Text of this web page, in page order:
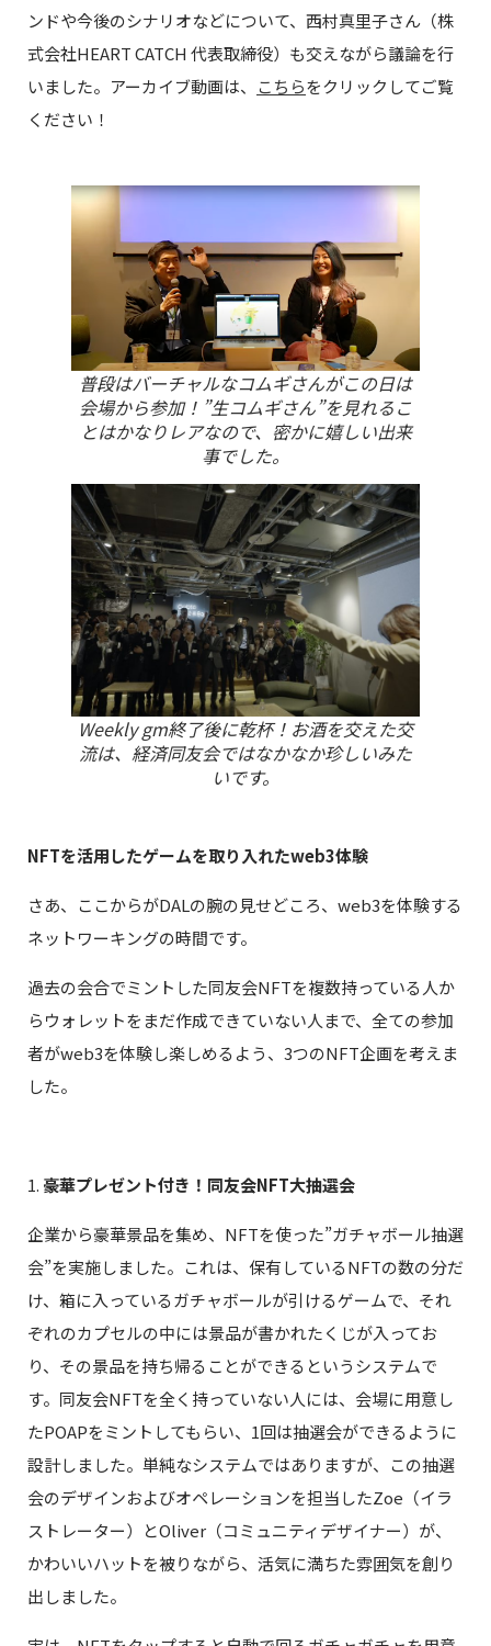
ンドや今後のシナリオなどについて、西村真里子さん（株
式会社HEART CATCH 代表取締役）も交えながら議論を行
いました。アーカイブ動画は、 こちらをクリックしてご覧
ください！
普段はバーチャルなコムギさんがこの日は
会場から参加！”生コムギさん”を見れるこ
とはかなりレアなので、密かに嬉しい出来
事でした。
Weekly gm終了後に乾杯！お酒を交えた交
流は、経済同友会ではなかなか珍しいみた
いです。
NFTを活用したゲームを取り入れたweb3体験
さあ、ここからがDALの腕の見せどころ、web3を体験する
ネットワーキングの時間です。
過去の会合でミントした同友会NFTを複数持っている人か
らウォレットをまだ作成できていない人まで、全ての参加
者がweb3を体験し楽しめるよう、3つのNFT企画を考えま
した。
1. 豪華プレゼント付き！同友会NFT大抽選会
企業から豪華景品を集め、NFTを使った”ガチャボール抽選
会”を実施しました。これは、保有しているNFTの数の分だ
け、箱に入っているガチャボールが引けるゲームで、それ
ぞれのカプセルの中には景品が書かれたくじが入ってお
り、その景品を持ち帰ることができるというシステムで
す。同友会NFTを全く持っていない人には、会場に用意し
たPOAPをミントしてもらい、1回は抽選会ができるように
設計しました。単純なシステムではありますが、この抽選
会のデザインおよびオペレーションを担当したZoe（イラ
ストレーター）とOliver（コミュニティデザイナー）が、
かわいいハットを被りながら、活気に満ちた雰囲気を創り
出しました。